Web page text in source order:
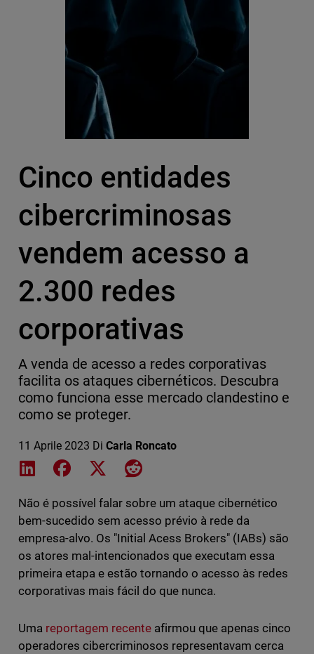
Cinco entidades
cibercriminosas
vendem acesso a
2.300 redes
corporativas
A venda de acesso a redes corporativas
facilita os ataques cibernéticos. Descubra
como funciona esse mercado clandestino e
como se proteger.
11 Aprile 2023 Di Carla Roncato
Share on LinkedIn
Share on Facebook
Share on XShare on Reddit
Não é possível falar sobre um ataque cibernético
bem-sucedido sem acesso prévio à rede da
empresa-alvo. Os "Initial Acess Brokers" (IABs) são
os atores mal-intencionados que executam essa
primeira etapa e estão tornando o acesso às redes
corporativas mais fácil do que nunca.
Uma reportagem recenteafirmou que apenas cinco
operadores cibercriminosos representavam cerca